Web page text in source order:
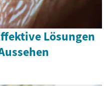
Lösungen